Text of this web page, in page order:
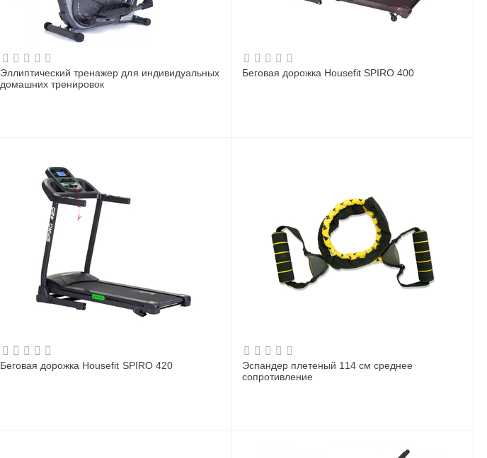
Эллиптический тренажер для индивидуальных
домашних тренировок
Беговая дорожка Housefit SPIRO 400
Беговая дорожка Housefit SPIRO 420
Эспандер плетеный 114 см среднее
сопротивление